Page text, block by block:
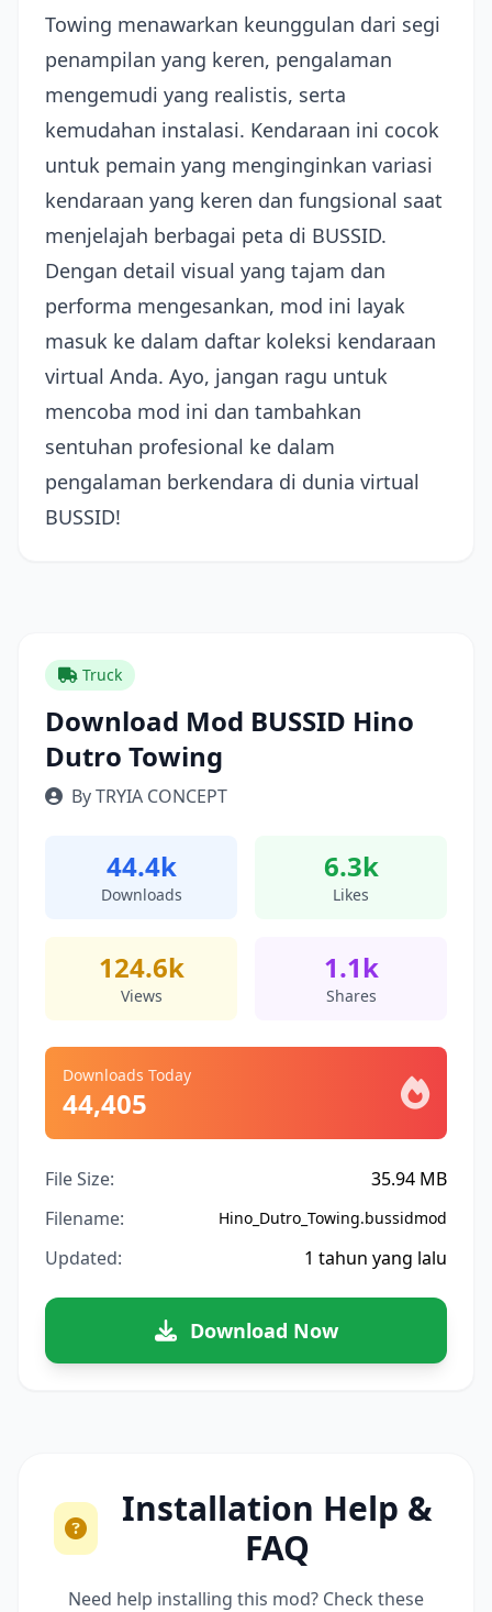
Towing menawarkan keunggulan dari segi
penampilan yang keren, pengalaman
mengemudi yang realistis, serta
kemudahan instalasi. Kendaraan ini cocok
untuk pemain yang menginginkan variasi
kendaraan yang keren dan fungsional saat
menjelajah berbagai peta di BUSSID.
Dengan detail visual yang tajam dan
performa mengesankan, mod ini layak
masuk ke dalam daftar koleksi kendaraan
virtual Anda. Ayo, jangan ragu untuk
mencoba mod ini dan tambahkan
sentuhan profesional ke dalam
pengalaman berkendara di dunia virtual
BUSSID!
Truck
Download Mod BUSSID Hino
Dutro Towing
By TRYIA CONCEPT
44.4k
Downloads
6.3k
Likes
124.6k
Views
1.1k
Shares
Downloads Today
44,405
File Size:
35.94 MB
Filename:
Hino_Dutro_Towing.bussidmod
Updated: 1 tahun yang lalu
Download Now
Installation Help &
FAQ
Need help installing this mod? Check these